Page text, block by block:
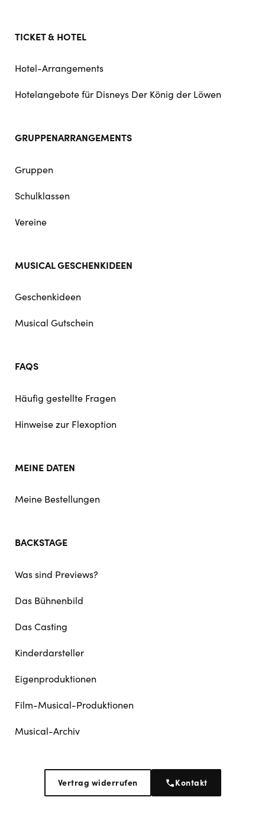
TICKET & HOTEL
Hotel-Arrangements
Hotelangebote für Disneys Der König der Löwen
GRUPPENARRANGEMENTS
Gruppen
Schulklassen
Vereine
MUSICAL GESCHENKIDEEN
Geschenkideen
Musical Gutschein
FAQS
Häufig gestellte Fragen
Hinweise zur Flexoption
MEINE DATEN
Meine Bestellungen
BACKSTAGE
Was sind Previews?
Das Bühnenbild
Das Casting
Kinderdarsteller
Eigenproduktionen
Film-Musical-Produktionen
Musical-Archiv
Vertrag widerrufen Kontakt